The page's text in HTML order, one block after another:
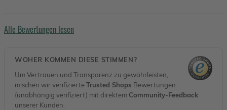
Alle Bewertungen lesen
WOHER KOMMEN DIESE STIMMEN?
Um Vertrauen und Transparenz zu gewährleisten,
mischen wir verifizierteTrusted Shops Bewertungen
(unabhängig verifiziert) mit direktem Community-Feedback
unserer Kunden.